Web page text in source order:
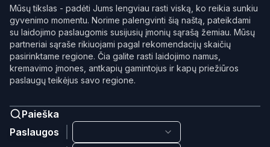
Mūsų tikslas - padėti Jums lengviau rasti viską, ko reikia sunkiu
gyvenimo momentu. Norime palengvinti šią naštą, pateikdami
su laidojimo paslaugomis susijusių įmonių sąrašą žemiau. Mūsų
partneriai sąraše rikiuojami pagal rekomendacijų skaičių
pasirinktame regione. Čia galite rasti laidojimo namus,
kremavimo įmones, antkapių gamintojus ir kapų priežiūros
paslaugų teikėjus savo regione.
Paieška
Paslaugos